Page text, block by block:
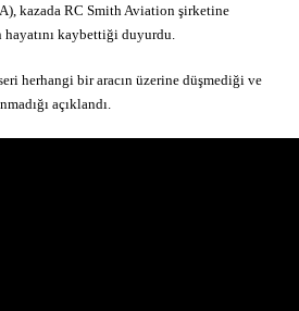
kazada RC Smith Aviation şirketine
kaybettiği duyurdu.
herhangi bir aracın üzerine düşmediği ve
açıklandı.